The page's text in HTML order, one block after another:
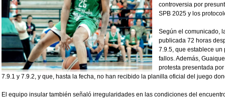
controversia por
SPB 2025 y los
Según el comunicado,
publicada 72 horas
7.9.5, que establece
fallos. Además,
protesta presentada
7.9.1 y 7.9.2, y que, hasta la fecha, no han recibido la planilla oficial del juego
El equipo insular también señaló irregularidades en las condiciones del